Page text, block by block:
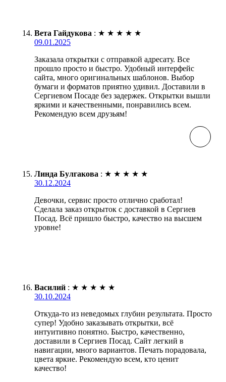
Вета Гайдукова : ★ ★ ★ ★ ★
09.01.2025
Заказала открытки с отправкой адресату. Все
прошло просто и быстро. Удобный интерфейс
сайта, много оригинальных шаблонов. Выбор
бумаги и форматов приятно удивил. Доставили в
Сергиевом Посаде без задержек. Открытки вышли
яркими и качественными, понравились всем.
Рекомендую всем друзьям!
Линда Булгакова : ★ ★ ★ ★ ★
30.12.2024
Девочки, сервис просто отлично сработал!
Сделала заказ открыток с доставкой в Сергиев
Посад. Всё пришло быстро, качество на высшем
уровне!
Василий : ★ ★ ★ ★ ★
30.10.2024
Откуда-то из неведомых глубин результата. Просто
супер! Удобно заказывать открытки, всё
интуитивно понятно. Быстро, качественно,
доставили в Сергиев Посад. Сайт легкий в
навигации, много вариантов. Печать порадовала,
цвета яркие. Рекомендую всем, кто ценит
качество!